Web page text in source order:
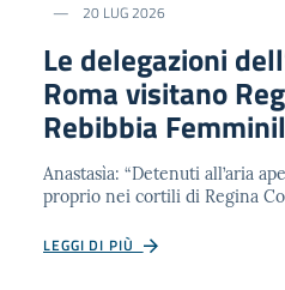
20 LUG 2026
Le delegazioni
Roma visitano
Rebibbia
Anastasìa: “Detenuti all’aria
proprio nei cortili di Regina
LEGGI DI PIÙ